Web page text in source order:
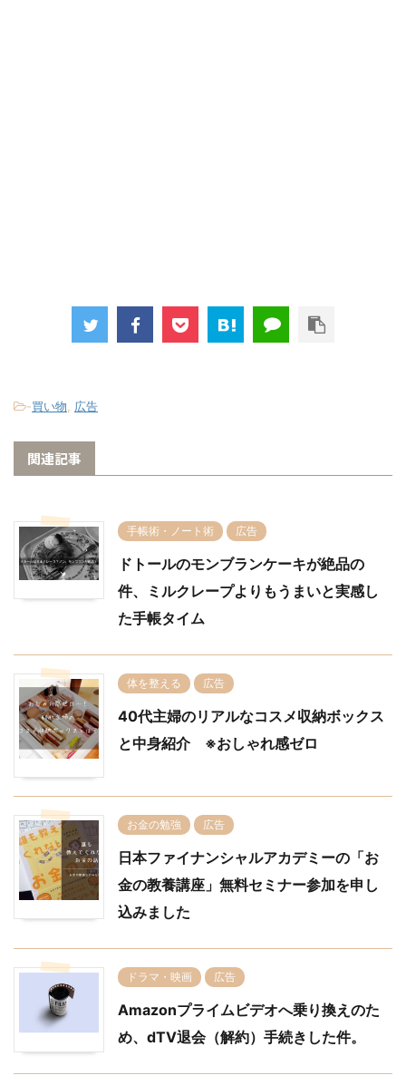
-買い物 広告
関連記事
手帳術・ノート術 広告
ドトールのモンブランケーキが絶品の
件、ミルクレープよりもうまいと実感し
た手帳タイム
体を整える 広告
40代主婦のリアルなコスメ収納ボックス
と中身紹介 ※おしゃれ感ゼロ
お金の勉強 広告
日本ファイナンシャルアカデミーの「お
金の教養講座」無料セミナー参加を申し
込みました
ドラマ・映画 広告
Amazonプライムビデオへ乗り換えのた
め、dTV退会（解約）手続きした件。